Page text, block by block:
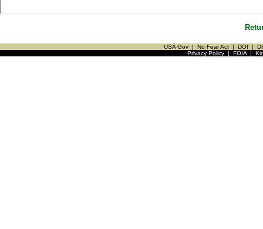
USA Gov | No Fear Act | DOI |
Privacy Policy| FOIA|